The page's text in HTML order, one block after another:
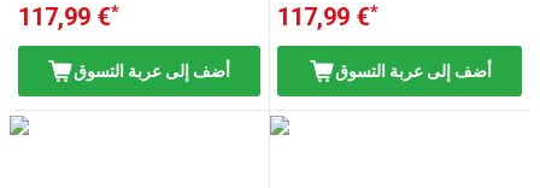
117,99 €*
أضف إلى عربة التسوق
117,99 €*
أضف إلى عربة التسوق